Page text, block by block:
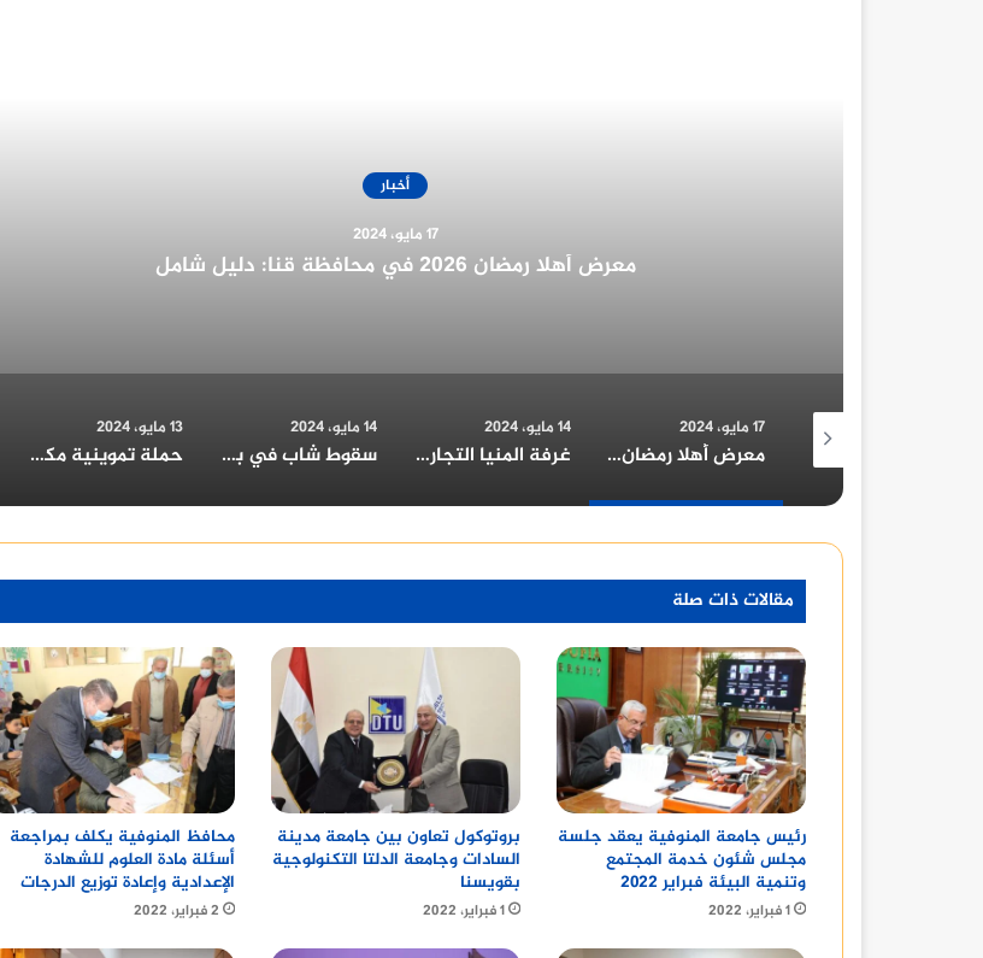
أخبار
14 مايو، 2024
غرفة المنيا التجارية تُهنئ الرئيس السيسي بمناسبة الولاية الجديدة
14 مايو، 2024
غرفة المنيا التجارية تُهنئ الرئيس السيسي بمناسبة الولاية الجديدة
14 مايو، 2024
سقوط شاب في بئر بالمنيا: المحافظ يتابع تداعيات الحادث
13 مايو، 2024
حملة تموينية مكبرة بسمالوط بقيادة وكيل وزارة التموين بالمنيا
11 مايو، 2024
مطبخ الخير بالعوايسة: أكثر من 700 وجبة إفطار يومياً خلال رمضان
مقالات ذات صلة
رئيس جامعة المنوفية يعقد جلسة
مجلس شئون خدمة المجتمع
وتنمية البيئة فبراير ٢٠٢٢
1 فبراير، 2022
بروتوكول تعاون بين جامعة مدينة
السادات وجامعة الدلتا التكنولوجية
بقويسنا
1 فبراير، 2022
محافظ المنوفية يكلف بمراجعة
أسئلة مادة العلوم للشهادة
الإعدادية وإعادة توزيع الدرجات
2 فبراير، 2022